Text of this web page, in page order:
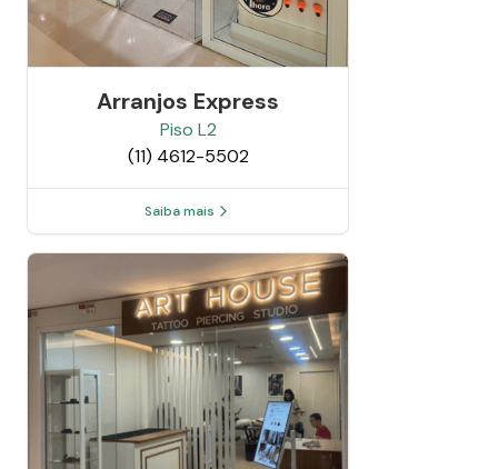
Arranjos Express
Piso L2
(11) 4612-5502
Saiba mais